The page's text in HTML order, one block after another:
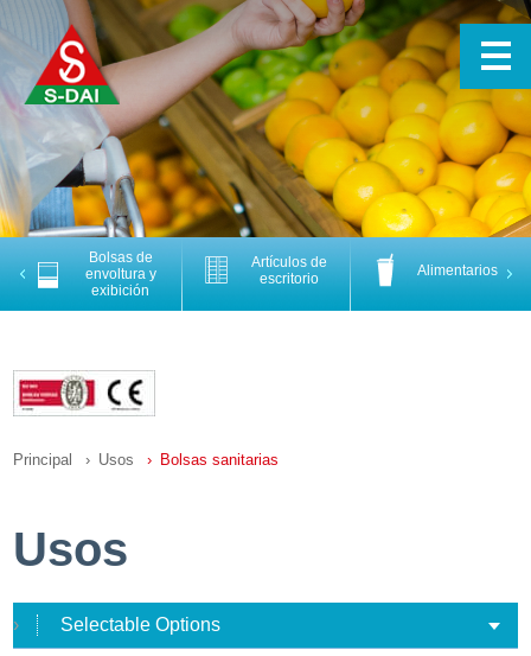
Previous
Bolsas de
envoltura y
exibición
Artículos de
escritorio
Alimentarios
Principal Usos Bolsas sanitarias
Usos
Selectable Options